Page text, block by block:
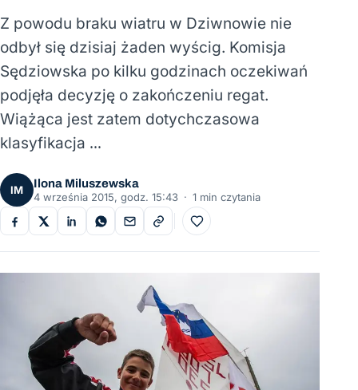
Z powodu braku wiatru w Dziwnowie nie
odbył się dzisiaj żaden wyścig. Komisja
Sędziowska po kilku godzinach oczekiwań
podjęła decyzję o zakończeniu regat.
Wiążąca jest zatem dotychczasowa
klasyfikacja …
IM
Ilona Miluszewska
4 września 2015, godz. 15:43 · 1 min czytania
Do ulubionych